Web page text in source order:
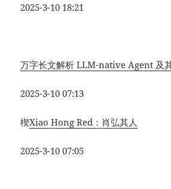
2025-3-10 18:21
万字长文解析 LLM-native Agent 及
2025-3-10 07:13
楔Xiao Hong Red：肖弘其人
2025-3-10 07:05